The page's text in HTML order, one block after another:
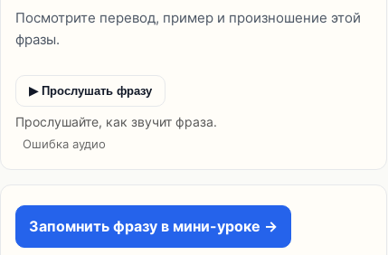
Посмотрите перевод, пример и произношение этой
фразы.
▶ Прослушать фразу
Прослушайте, как звучит фраза.
Ошибка аудио
Запомнить фразу в мини-уроке →